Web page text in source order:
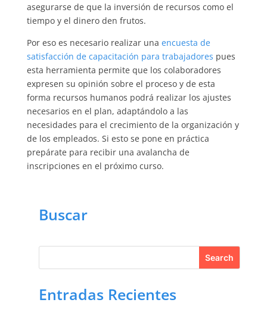
asegurarse de que la inversión de recursos como el
tiempo y el dinero den frutos.
Por eso es necesario realizar una encuesta de
satisfacción de capacitación para trabajadores pues
esta herramienta permite que los colaboradores
expresen su opinión sobre el proceso y de esta
forma recursos humanos podrá realizar los ajustes
necesarios en el plan, adaptándolo a las
necesidades para el crecimiento de la organización y
de los empleados. Si esto se pone en práctica
prepárate para recibir una avalancha de
inscripciones en el próximo curso.
Buscar
Entradas Recientes